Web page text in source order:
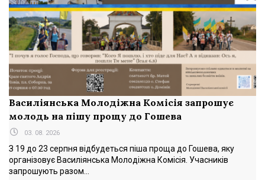
Василіянська Молодіжна Комісія запрошує
молодь на пішу прощу до Гошева
03. 08. 2026
З 19 до 23 серпня відбудеться піша проща до Гошева, яку
організовує Василіянська Молодіжна Комісія. Учасників
запрошують разом...